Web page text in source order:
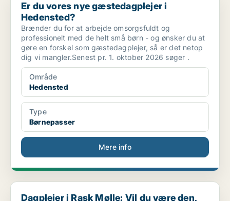
Er du vores nye gæstedagplejer i
Hedensted?
Brænder du for at arbejde omsorgsfuldt og
professionelt med de helt små børn - og ønsker du at
gøre en forskel som gæstedagplejer, så er det netop
dig vi mangler.Senest pr. 1. oktober 2026 søger .
Område
Hedensted
Type
Børnepasser
Mere info
Dagplejer i Rask Mølle: Vil du være den, de tager ...
Dagplejer i Rask Mølle: Vil du være den,